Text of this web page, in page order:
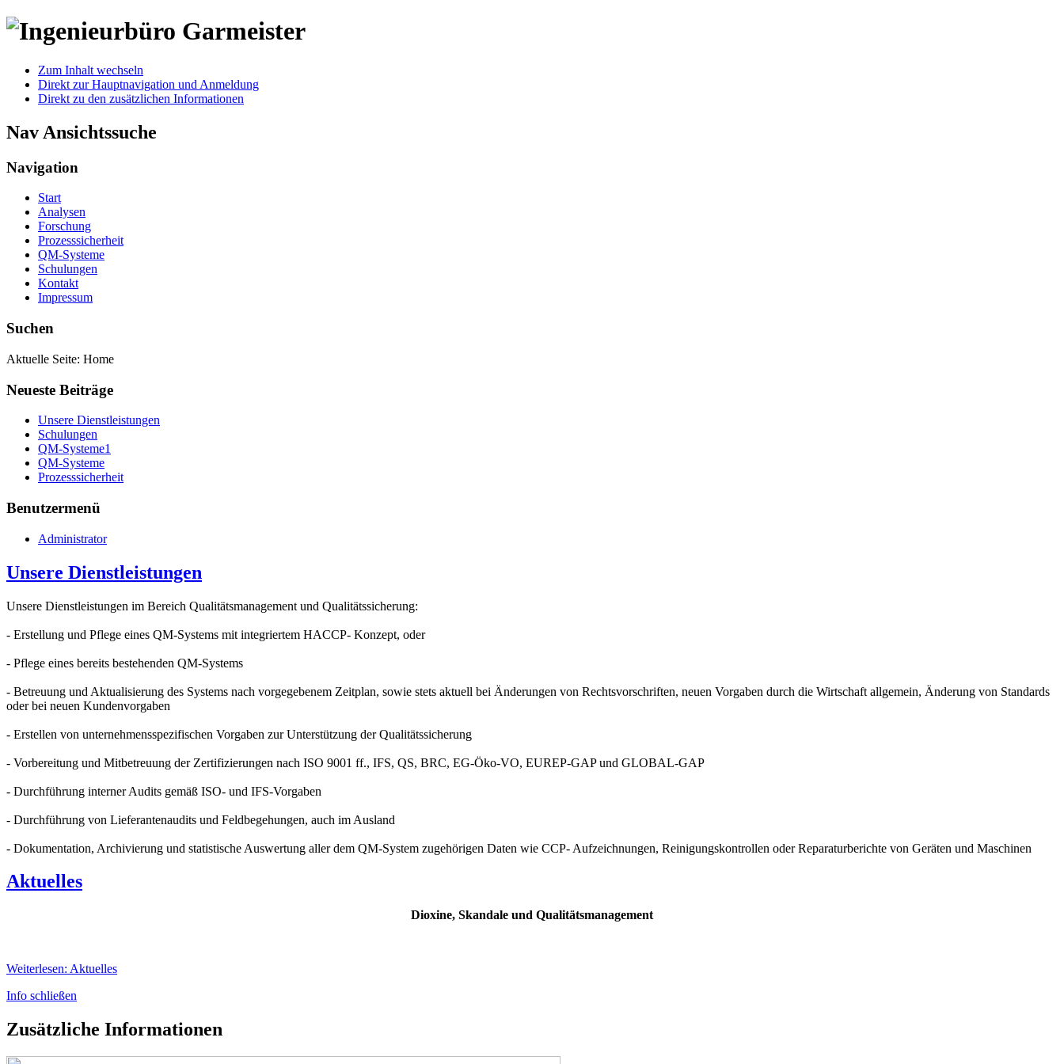
Zum Inhalt wechseln
Direkt zur Hauptnavigation und Anmeldung
Direkt zu den zusätzlichen Informationen
Nav Ansichtssuche
Navigation
Start
Analysen
Forschung
Prozesssicherheit
QM-Systeme
Schulungen
Kontakt
Impressum
Suchen
Aktuelle Seite: Home
Neueste Beiträge
Unsere Dienstleistungen
Schulungen
QM-Systeme1
QM-Systeme
Prozesssicherheit
Benutzermenü
Administrator
Unsere Dienstleistungen
Unsere Dienstleistungen im Bereich Qualitätsmanagement und Qualitätssicherung:
- Erstellung und Pflege eines QM-Systems mit integriertem HACCP- Konzept, oder
- Pflege eines bereits bestehenden QM-Systems
- Betreuung und Aktualisierung des Systems nach vorgegebenem Zeitplan, sowie stets aktuell bei Änderungen von Rechtsvorschriften, neuen Vorgaben durch die Wirtschaft allgemein, Änderung von Standards
oder bei neuen Kundenvorgaben
- Erstellen von unternehmensspezifischen Vorgaben zur Unterstützung der Qualitätssicherung
- Vorbereitung und Mitbetreuung der Zertifizierungen nach ISO 9001 ff., IFS, QS, BRC, EG-Öko-VO, EUREP-GAP und GLOBAL-GAP
- Durchführung interner Audits gemäß ISO- und IFS-Vorgaben
- Durchführung von Lieferantenaudits und Feldbegehungen, auch im Ausland
- Dokumentation, Archivierung und statistische Auswertung aller dem QM-System zugehörigen Daten wie CCP- Aufzeichnungen, Reinigungskontrollen oder Reparaturberichte von Geräten und Maschinen
Aktuelles
Dioxine, Skandale und Qualitätsmanagement
Weiterlesen: Aktuelles
Info schließen
Zusätzliche Informationen